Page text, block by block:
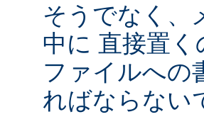
そうでなく、
中に 直接置
ファイルへの
ればならない